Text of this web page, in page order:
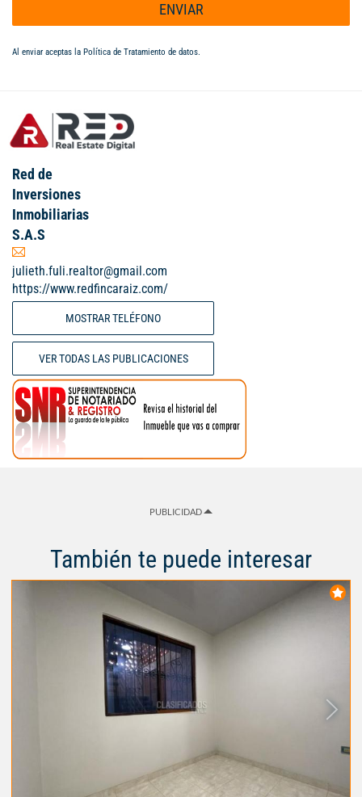
ENVIAR
Al enviar aceptas la Política de Tratamiento de datos.
Red de
Inversiones
Inmobiliarias
S.A.S
julieth.fuli.realtor@gmail.com
https://www.redfincaraiz.com/
MOSTRAR TELÉFONO
VER TODAS LAS PUBLICACIONES
PUBLICIDAD
También te puede interesar